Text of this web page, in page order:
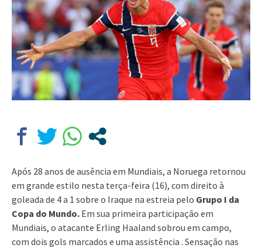
Após 28 anos de ausência em Mundiais, a Noruega retornou
em grande estilo nesta terça-feira (16), com direito à
goleada de 4 a 1 sobre o Iraque na estreia pelo Grupo I da
Copa do Mundo. Em sua primeira participação em
Mundiais, o atacante Erling Haaland sobrou em campo,
com dois gols marcados e uma assistência . Sensação nas